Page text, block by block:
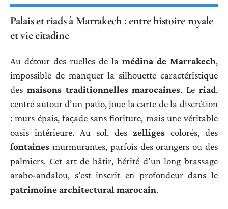
Palais et riads à Marrakech : entre histoire royale
et vie citadine
Au détour des ruelles de la médina de Marrakech,
impossible de manquer la silhouette caractéristique
des maisons traditionnelles marocaines. Leriad,
centré autour d’un patio, joue la carte de la discrétion
: murs épais, façade sans fioriture, mais une véritable
oasis intérieure. Au sol, des zelliges colorés, des
fontaines murmurantes, parfois des orangers ou des
palmiers. Cet art de bâtir, hérité d’un long brassage
arabo-andalou, s’est inscrit en profondeur dans le
patrimoine architectural marocain.